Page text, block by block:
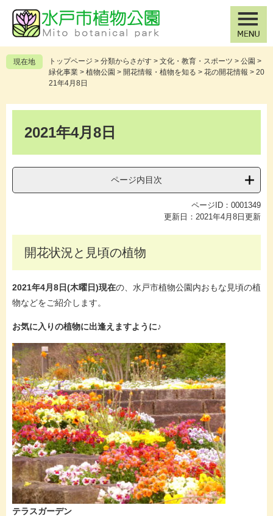
の
先
頭
ー
を
飛
現在地 トップページ > 分類からさがす > 文化・教育・スポーツ > 公園 >
緑化事業 > 植物公園 > 開花情報・植物を知る > 花の開花情報 > 20
21年4月8日
2021年4月8日
ページ内目次
ページID：0001349
更新日：2021年4月8日更新
開花状況と見頃の植物
2021年4月8日(木曜日)現在の、水戸市植物公園内おもな見頃の植
物などをご紹介します。
お気に入りの植物に出逢えますように♪
テラスガーデン